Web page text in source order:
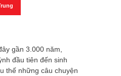
gần 3.000 năm,
đầu tiên đến sinh
thế những câu chuyện